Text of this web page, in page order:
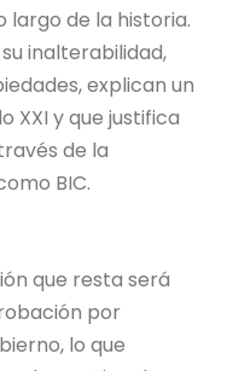
largo de la historia.
inalterabilidad,
explican un
XXI y que justifica
de la
BIC.
que resta será
por
lo que